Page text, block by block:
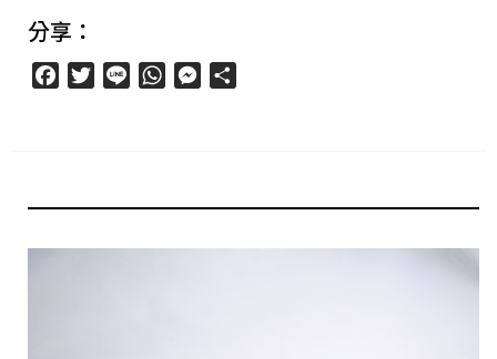
分享：
FacebookTwitter
Line WhatsAppMessenger